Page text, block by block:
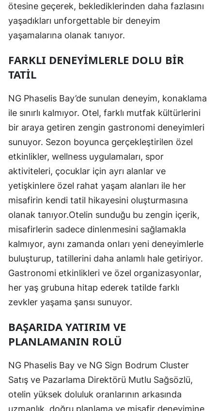
ötesine geçerek, beklediklerinden daha fazlasını
yaşadıkları unforgettable bir deneyim
yaşamalarına olanak tanıyor.
FARKLI DENEYIMLERLE DOLU BIR
TATIL
NG Phaselis Bay’de sunulan deneyim, konaklama
ile sınırlı kalmıyor. Otel, farklı mutfak kültürlerini
bir araya getiren zengin gastronomi deneyimleri
sunuyor. Sezon boyunca gerçekleştirilen özel
etkinlikler, wellness uygulamaları, spor
aktiviteleri, çocuklar için ayrı alanlar ve
yetişkinlere özel rahat yaşam alanları ile her
misafirin kendi tatil hikayesini oluşturmasına
olanak tanıyor.Otelin sunduğu bu zengin içerik,
misafirlerin sadece dinlenmesini sağlamakla
kalmıyor, aynı zamanda onları yeni deneyimlerle
buluşturup, tatillerini daha anlamlı hale getiriyor.
Gastronomi etkinlikleri ve özel organizasyonlar,
her yaş grubuna hitap ederek tatilde farklı
zevkler yaşama şansı sunuyor.
BAŞARIDA YATIRIM VE
PLANLAMANIN ROLÜ
NG Phaselis Bay ve NG Sign Bodrum Cluster
Satış ve Pazarlama Direktörü Mutlu Sağsözlü,
otelin yüksek doluluk oranlarının arkasında
uzmanlık, doğru planlama ve misafir deneyimine